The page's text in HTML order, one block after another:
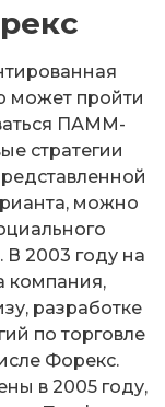
может пройти
ПАММ-
стратегии
можно
В 2003 году на
компания,
разработке
по торговле
Форекс.
в 2005 году,